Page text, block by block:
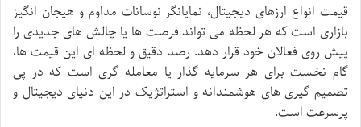
قیمت انواع ارزهای دیجیتال، نمایانگر نوسانات مداوم و هیجان انگیز
بازاری است که هر لحظه می تواند فرصت ها یا چالش های جدیدی را
پیش روی فعالان خود قرار دهد. رصد دقیق و لحظه ای این قیمت ها،
گام نخست برای هر سرمایه گذار یا معامله گری است که در پی
تصمیم گیری های هوشمندانه و استراتژیک در این دنیای دیجیتال و
پرسرعت است.